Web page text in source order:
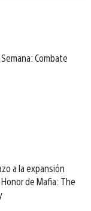
Combate
a la expansión
de Mafia: The